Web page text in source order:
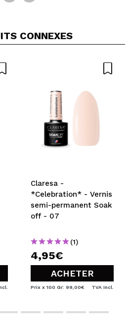
CONNEXES
Claresa -
*Celebration* - Vernis
semi-permanent Soak
off - 07
(1)
4,95€
ACHETER
Prix x 100 Gr: 99,00€ TVA Incl.